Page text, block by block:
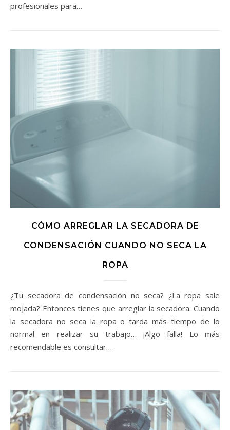
profesionales para…
CÓMO ARREGLAR LA SECADORA DE
CONDENSACIÓN CUANDO NO SECA LA
ROPA
¿Tu secadora de condensación no seca? ¿La ropa sale
mojada? Entonces tienes que arreglar la secadora. Cuando
la secadora no seca la ropa o tarda más tiempo de lo
normal en realizar su trabajo… ¡Algo falla! Lo más
recomendable es consultar…